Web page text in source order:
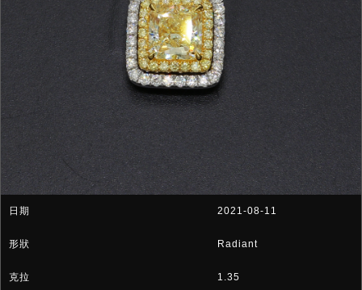
2021-08-11
Radiant
1.35